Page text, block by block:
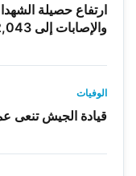
والإصابات إلى 172,043 منذ بدء العدوان
الوفيات
قيادة الجيش تنعى